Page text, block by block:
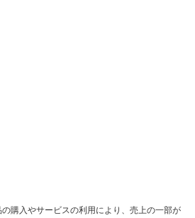
購入やサービスの利用により、売上の一部が